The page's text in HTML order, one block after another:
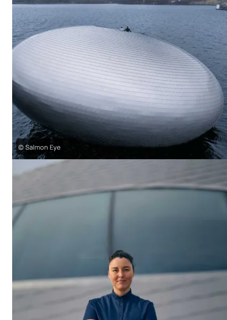
© Salmon Eye